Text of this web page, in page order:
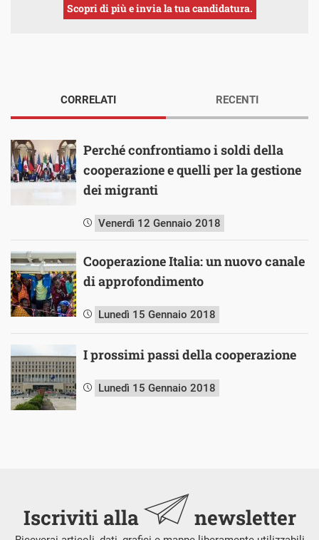
Scopri di più e invia la tua candidatura.
CORRELATI
Perché confrontiamo i soldi della
cooperazione e quelli per la gestione
dei migranti
Venerdì 12 Gennaio 2018
Cooperazione Italia: un nuovo canale
di approfondimento
Lunedì 15 Gennaio 2018
I prossimi passi della cooperazione
Lunedì 15 Gennaio 2018
RECENTI
Iscriviti alla newsletter